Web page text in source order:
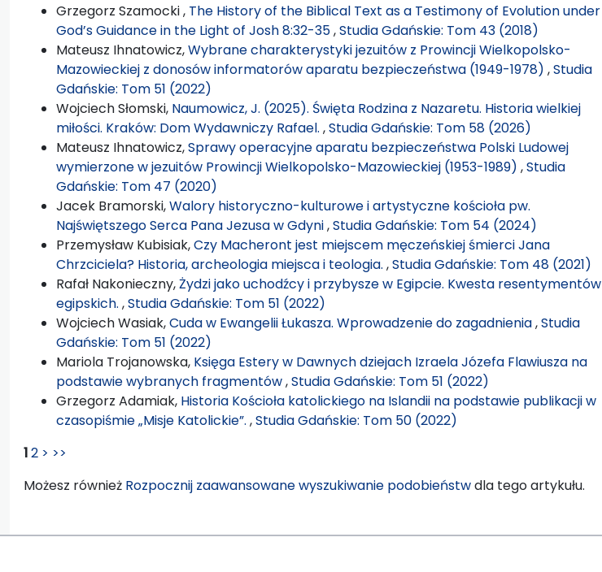
Grzegorz Szamocki , The History of the Biblical Text as a Testimony of Evolution under
God’s Guidance in the Light of Josh 8:32-35,Studia Gdańskie: Tom 43 (2018)
Mateusz Ihnatowicz,Wybrane charakterystyki jezuitów z Prowincji Wielkopolsko-
Mazowieckiej z donosów informatorów aparatu bezpieczeństwa (1949-1978) ,Studia
Gdańskie: Tom 51 (2022)
Wojciech Słomski, Naumowicz, J. (2025). Święta Rodzina z Nazaretu. Historia wielkiej
miłości. Kraków: Dom Wydawniczy Rafael. ,Studia Gdańskie: Tom 58 (2026)
Mateusz Ihnatowicz,Sprawy operacyjne aparatu bezpieczeństwa Polski Ludowej
wymierzone w jezuitów Prowincji Wielkopolsko-Mazowieckiej (1953-1989) ,Studia
Gdańskie: Tom 47 (2020)
Jacek Bramorski,Walory historyczno-kulturowe i artystyczne kościoła pw.
Najświętszego Serca Pana Jezusa w Gdyni,Studia Gdańskie: Tom 54 (2024)
Przemysław Kubisiak,Czy Macheront jest miejscem męczeńskiej śmierci Jana
Chrzciciela? Historia, archeologia miejsca i teologia. ,Studia Gdańskie: Tom 48 (2021)
Rafał Nakonieczny,Żydzi jako uchodźcy i przybysze w Egipcie. Kwesta resentymentów
egipskich. ,Studia Gdańskie: Tom 51 (2022)
Wojciech Wasiak,Cuda w Ewangelii Łukasza. Wprowadzenie do zagadnienia,Studia
Gdańskie: Tom 51 (2022)
Mariola Trojanowska, Księga Estery w Dawnych dziejach Izraela Józefa Flawiusza na
podstawie wybranych fragmentów,Studia Gdańskie: Tom 51 (2022)
Grzegorz Adamiak, Historia Kościoła katolickiego na Islandii na podstawie publikacji w
czasopiśmie „Misje Katolickie”. ,Studia Gdańskie: Tom 50 (2022)
12 > >>
Możesz również Rozpocznij zaawansowane wyszukiwanie podobieństwdla tego artykułu.